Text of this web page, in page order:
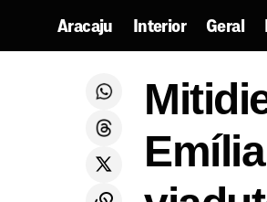
Aracaju Interior Geral
em residencial de Lagarto